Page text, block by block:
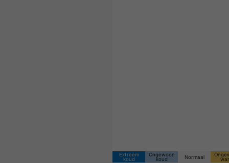
Extreem
koud
Ongewoon
koud
Normaal